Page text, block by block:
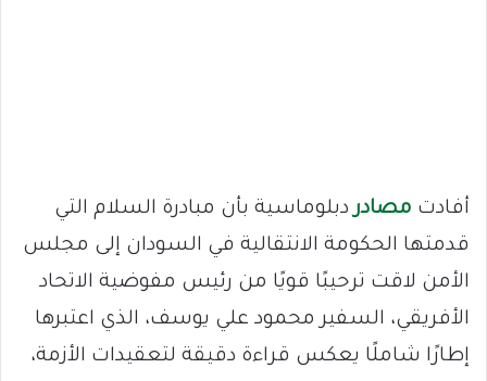
أفادت مصادردبلوماسية بأن مبادرة السلام التي
قدمتها الحكومة الانتقالية في السودان إلى مجلس
الأمن لاقت ترحيبًا قويًا من رئيس مفوضية الاتحاد
الأفريقي، السفير محمود علي يوسف، الذي اعتبرها
إطارًا شاملًا يعكس قراءة دقيقة لتعقيدات الأزمة،